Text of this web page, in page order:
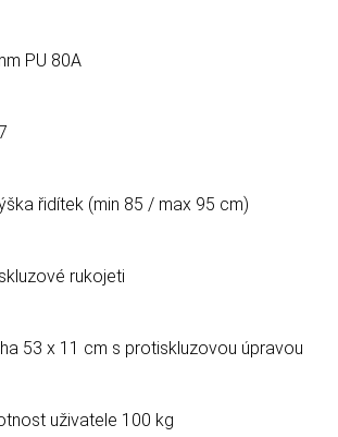
PU 80A
řidítek (min 85 / max 95 cm)
rukojeti
53 x 11 cm s protiskluzovou úpravou
uživatele 100 kg